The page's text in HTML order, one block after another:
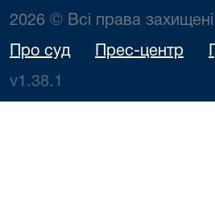
2026 © Всі права захищені
Про суд Прес-центр
v1.38.1